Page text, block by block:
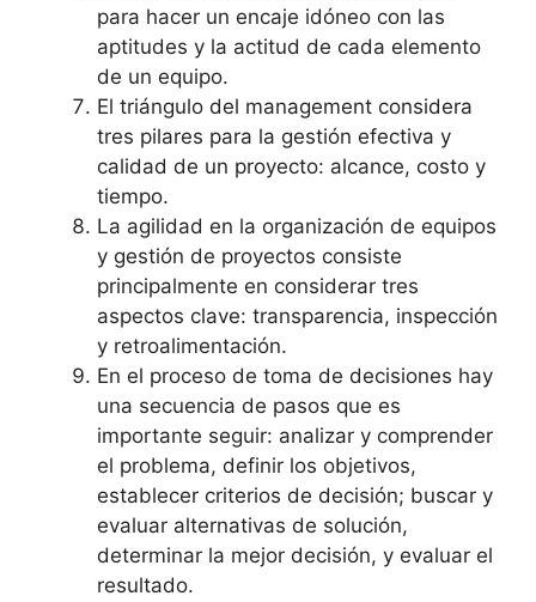
para hacer un encaje idóneo con las
aptitudes y la actitud de cada elemento
de un equipo.
El triángulo del management considera
tres pilares para la gestión efectiva y
calidad de un proyecto: alcance, costo y
tiempo.
La agilidad en la organización de equipos
y gestión de proyectos consiste
principalmente en considerar tres
aspectos clave: transparencia, inspección
y retroalimentación.
En el proceso de toma de decisiones hay
una secuencia de pasos que es
importante seguir: analizar y comprender
el problema, definir los objetivos,
establecer criterios de decisión; buscar y
evaluar alternativas de solución,
determinar la mejor decisión, y evaluar el
resultado.